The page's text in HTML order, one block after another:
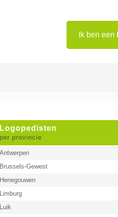
Ik ben een
Logopedisten
per provincie
Antwerpen
Brussels-Gewest
Henegouwen
Limburg
Luik